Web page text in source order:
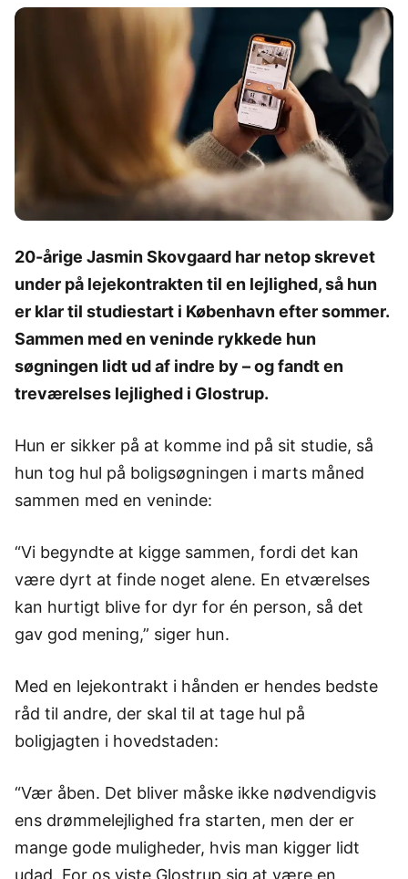
20-årige Jasmin Skovgaard har netop skrevet
under på lejekontrakten til en lejlighed, så hun
er klar til studiestart i København efter sommer.
Sammen med en veninde rykkede hun
søgningen lidt ud af indre by – og fandt en
treværelses lejlighed i Glostrup.
Hun er sikker på at komme ind på sit studie, så
hun tog hul på boligsøgningen i marts måned
sammen med en veninde:
“Vi begyndte at kigge sammen, fordi det kan
være dyrt at finde noget alene. En etværelses
kan hurtigt blive for dyr for én person, så det
gav god mening,” siger hun.
Med en lejekontrakt i hånden er hendes bedste
råd til andre, der skal til at tage hul på
boligjagten i hovedstaden:
“Vær åben. Det bliver måske ikke nødvendigvis
ens drømmelejlighed fra starten, men der er
mange gode muligheder, hvis man kigger lidt
udad. For os viste Glostrup sig at være en